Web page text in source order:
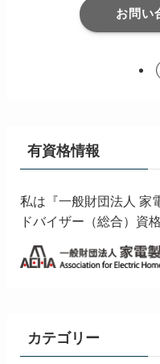
お問い
有資格情報
私は『一般財団法人 家
ドバイザー（総合）資
カテゴリー